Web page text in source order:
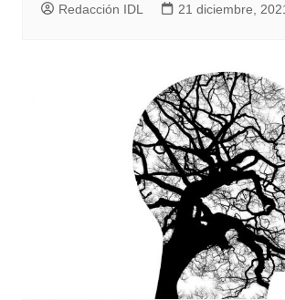
Redacción IDL 21 diciembre,